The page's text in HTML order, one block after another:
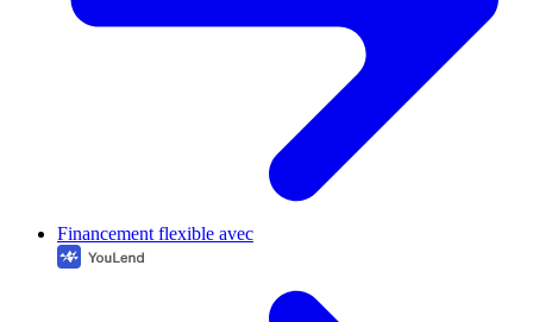
Financement flexible avec